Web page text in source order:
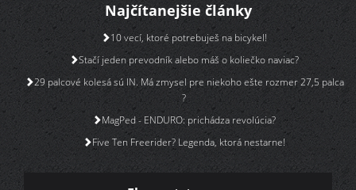
Najčítanejšie články
10 vecí, ktoré potrebuješ na bicykel!
Stačí jeden prevodník alebo máš o koliečko naviac?
29 palcové kolesá sú IN. Má zmysel pre niekoho ešte rozmer 27,5 palca
?
MagPed - ENDURO: prichádza revolúcia?
Five Ten Freerider? Legenda, ktorá nestarne!